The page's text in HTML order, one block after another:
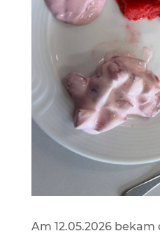
Am 12.05.2026 bekam